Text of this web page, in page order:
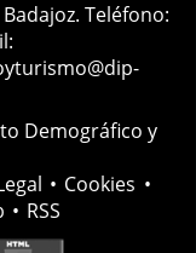
Teléfono:
Demográfico y
• Cookies •
• RSS